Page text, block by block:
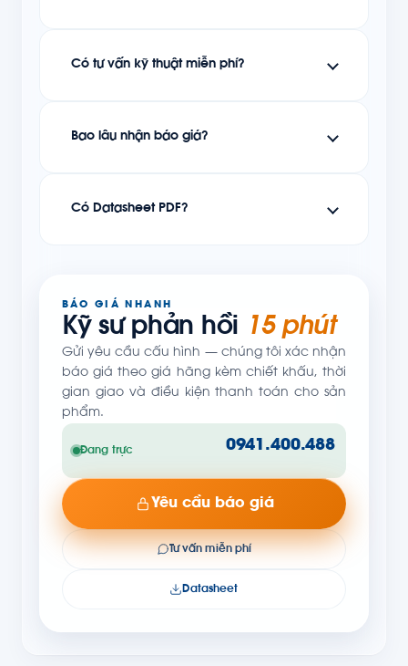
Có tư vấn kỹ thuật miễn phí?
Bao lâu nhận báo giá?
Có Datasheet PDF?
BÁO GIÁ NHANH
Kỹ sư phản hồi 15 phút
Gửi yêu cầu cấu hình — chúng tôi xác nhận
báo giá theo giá hãng kèm chiết khấu, thời
gian giao và điều kiện thanh toán cho sản
phẩm.
Đang trực 0941.400.488
Yêu cầu báo giá
Tư vấn miễn phí
Datasheet